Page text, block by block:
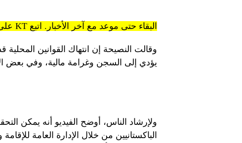
البقاء حتى موعد مع آخر الأخبار. اتبع KT على قنوات WhatsApp.
وقالت النصيحة إن انتهاك القوانين
يؤدي إلى السجن وغرامة مالية، وفي بعض
ولإرشاد الناس، أوضح الفيديو أنه يمكن